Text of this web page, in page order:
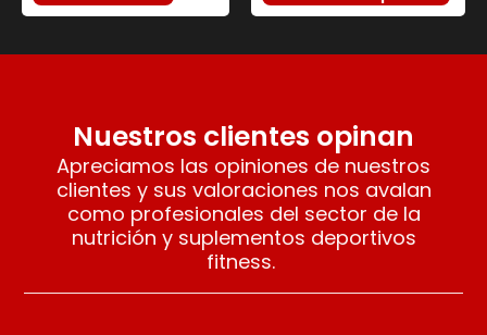
Nuestros clientes opinan
Apreciamos las opiniones de nuestros
clientes y sus valoraciones nos avalan
como profesionales del sector de la
nutrición y suplementos deportivos
fitness.